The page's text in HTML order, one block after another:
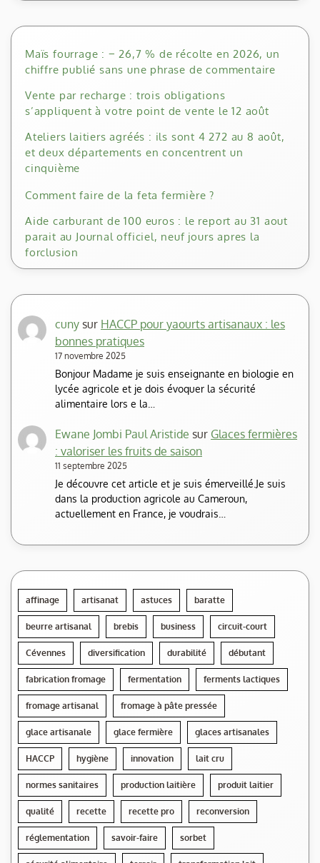
Maïs fourrage : − 26,7 % de récolte en 2026, un
chiffre publié sans une phrase de commentaire
Vente par recharge : trois obligations
s’appliquent à votre point de vente le 12 août
Ateliers laitiers agréés : ils sont 4 272 au 8 août,
et deux départements en concentrent un
cinquième
Comment faire de la feta fermière ?
Aide carburant de 100 euros : le report au 31 aout
parait au Journal officiel, neuf jours apres la
forclusion
cuny sur HACCP pour yaourts artisanaux : les
bonnes pratiques
17 novembre 2025
Bonjour Madame je suis enseignante en biologie en
lycée agricole et je dois évoquer la sécurité
alimentaire lors e la…
Ewane Jombi Paul Aristide sur Glaces fermières
: valoriser les fruits de saison
11 septembre 2025
Je découvre cet article et je suis émerveillé.Je suis
dans la production agricole au Cameroun,
actuellement en France, je voudrais…
affinage artisanat astuces baratte
beurre artisanal brebis business circuit-court
Cévennes diversification durabilité débutant
fabrication fromage fermentation ferments lactiques
fromage artisanal fromage à pâte pressée
glace artisanale glace fermière glaces artisanales
HACCP hygiène innovation lait cru
normes sanitaires production laitière produit laitier
qualité recette recette pro reconversion
réglementation savoir-faire sorbet